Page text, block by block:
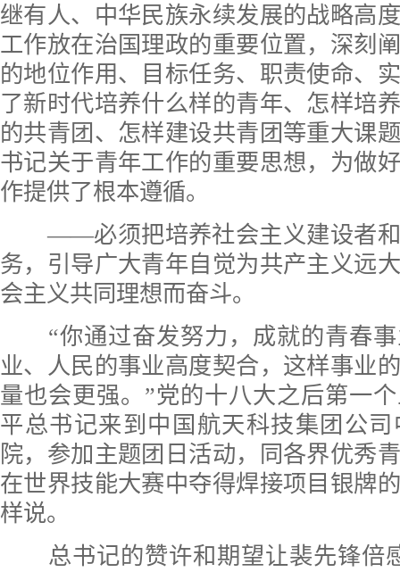
继有人、中华民族永续发展的战略高
工作放在治国理政的重要位置，深刻
的地位作用、目标任务、职责使命、
了新时代培养什么样的青年、怎样培
的共青团、怎样建设共青团等重大课
书记关于青年工作的重要思想，为做
作提供了根本遵循。
——必须把培养社会主义建设者和
务，引导广大青年自觉为共产主义远
会主义共同理想而奋斗。
“你通过奋发努力，成就的青春事
业、人民的事业高度契合，这样事业
量也会更强。”党的十八大之后第一
平总书记来到中国航天科技集团公
院，参加主题团日活动，同各界优秀
在世界技能大赛中夺得焊接项目银牌
样说。
总书记的赞许和期望让裴先锋倍